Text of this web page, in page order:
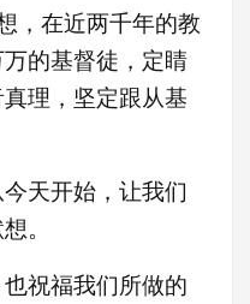
，在近两千年的教
的基督徒，定睛
理，坚定跟从基
天开始，让我们
。
祝福我们所做的